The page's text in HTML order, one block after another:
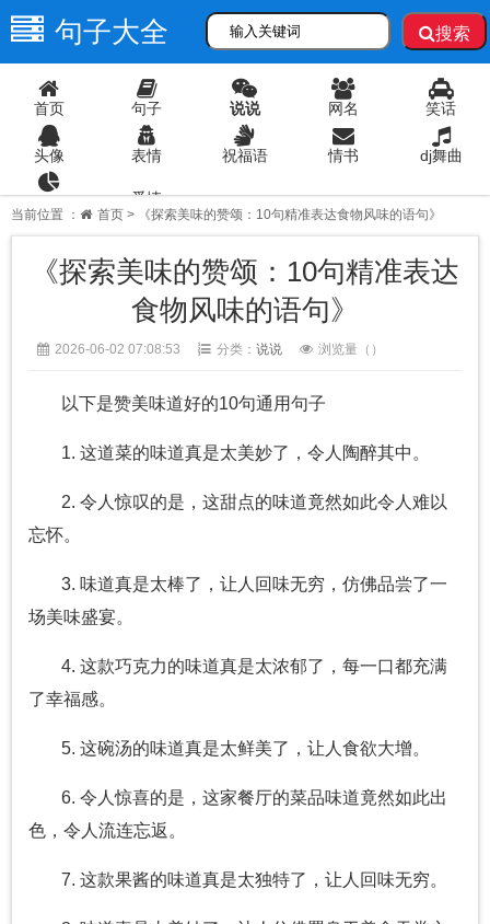
句子大全 搜索
首页 句子 说说 网名 笑话
头像 表情 祝福语 情书 dj舞曲
爱情
当前位置 ： 首页 > 《探索美味的赞颂：10句精准表达食物风味的语句》
《探索美味的赞颂：10句精准表达
食物风味的语句》
2026-06-02 07:08:53 分类： 说说 浏览量（ ）
以下是赞美味道好的10句通用句子
1. 这道菜的味道真是太美妙了，令人陶醉其中。
2. 令人惊叹的是，这甜点的味道竟然如此令人难以
忘怀。
3. 味道真是太棒了，让人回味无穷，仿佛品尝了一
场美味盛宴。
4. 这款巧克力的味道真是太浓郁了，每一口都充满
了幸福感。
5. 这碗汤的味道真是太鲜美了，让人食欲大增。
6. 令人惊喜的是，这家餐厅的菜品味道竟然如此出
色，令人流连忘返。
7. 这款果酱的味道真是太独特了，让人回味无穷。